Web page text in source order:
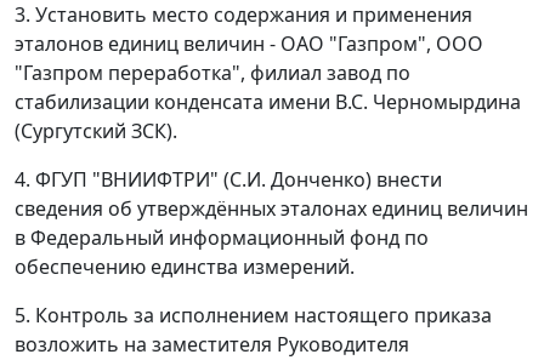
3. Установить место содержания и применения
эталонов единиц величин - ОАО "Газпром", ООО
"Газпром переработка", филиал завод по
стабилизации конденсата имени B.C. Черномырдина
(Сургутский ЗСК).
4. ФГУП "ВНИИФТРИ" (С.И. Донченко) внести
сведения об утверждённых эталонах единиц величин
в Федеральный информационный фонд по
обеспечению единства измерений.
5. Контроль за исполнением настоящего приказа
возложить на заместителя Руководителя